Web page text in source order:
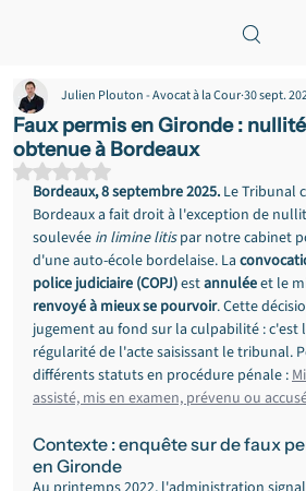
Faux permis en Gironde :
obtenue à Bordeaux
Julien Plouton - Avocat à la Cour30 sept.
Noté NaN étoiles sur 5.
Bordeaux, 8 septembre 2025. Le Tribunal
Bordeaux a fait droit à l'exception de
soulevée in limine litis par notre cabinet
d'une auto-école bordelaise. La
police judiciaire (COPJ) est annulée et le
renvoyé à mieux se pourvoir. Cette
jugement au fond sur la culpabilité : c'est
régularité de l'acte saisissant le tribunal.
différents statuts en procédure pénale :
assisté, mis en examen, prévenu ou
Contexte : enquête sur de faux
en Gironde